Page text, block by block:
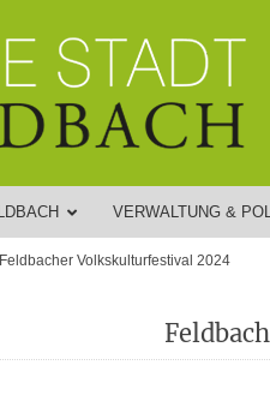
VERWALTUNG &
Feldbacher Volkskulturfestival 2024